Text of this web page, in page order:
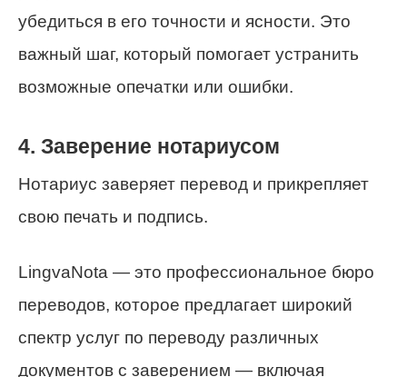
убедиться в его точности и ясности. Это
важный шаг, который помогает устранить
возможные опечатки или ошибки.
4. Заверение нотариусом
Нотариус заверяет перевод и прикрепляет
свою печать и подпись.
LingvaNota — это профессиональное бюро
переводов, которое предлагает широкий
спектр услуг по переводу различных
документов с заверением — включая